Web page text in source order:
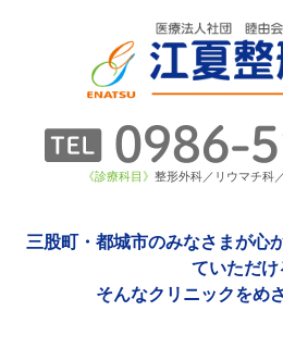
《診療科目》 整形外科／リウマチ科
三股町・都城市のみなさまが心
ていただけ
そんなクリニックをめ